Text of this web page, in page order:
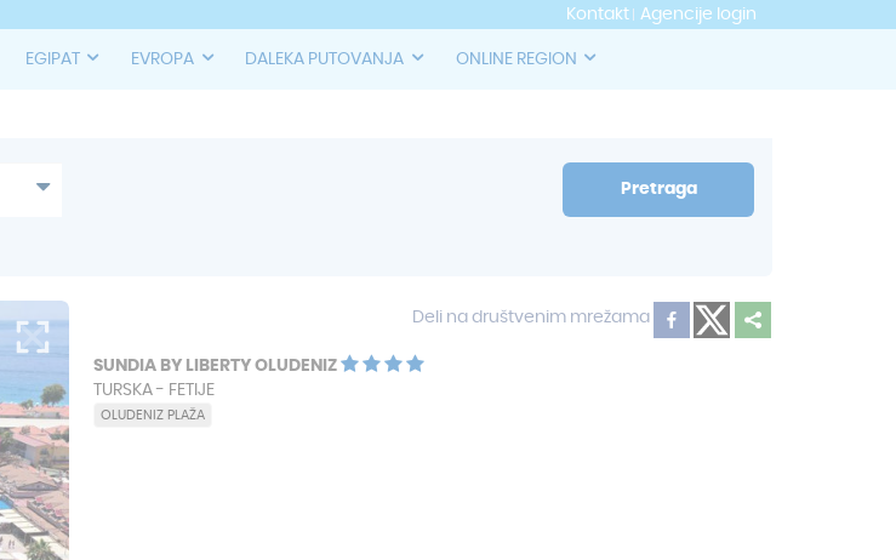
Kontakt Agencije login
EGIPAT EVROPA DALEKA PUTOVANJA ONLINE REGION
Pretraga
Deli na društvenim mrežama
SUNDIA BY LIBERTY OLUDENIZ
TURSKA - FETIJE
OLUDENIZ PLAŽA